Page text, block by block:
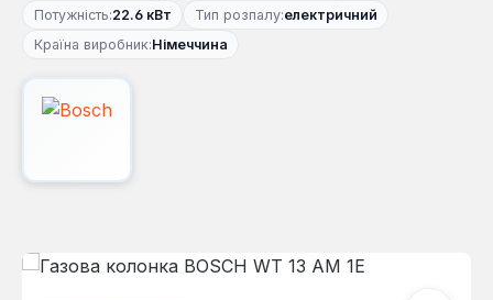
Потужність:22.6 кВт Тип розпалу:електричний
Країна виробник:Німеччина
Пропустити галерею зображень